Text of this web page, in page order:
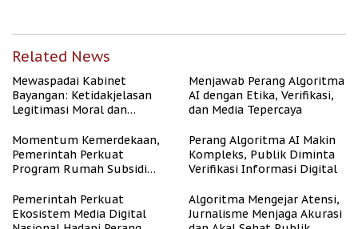
Related News
Mewaspadai Kabinet
Bayangan: Ketidakjelasan
Legitimasi Moral dan
Menjawab Perang Algoritma
AI dengan Etika, Verifikasi,
dan Media Tepercaya
Momentum Kemerdekaan,
Pemerintah Perkuat
Program Rumah Subsidi
Berpenghasilan Rendah
Perang Algoritma AI Makin
Kompleks, Publik Diminta
Verifikasi Informasi Digital
Pemerintah Perkuat
Ekosistem Media Digital
Algoritma Mengejar Atensi,
Jurnalisme Menjaga Akurasi